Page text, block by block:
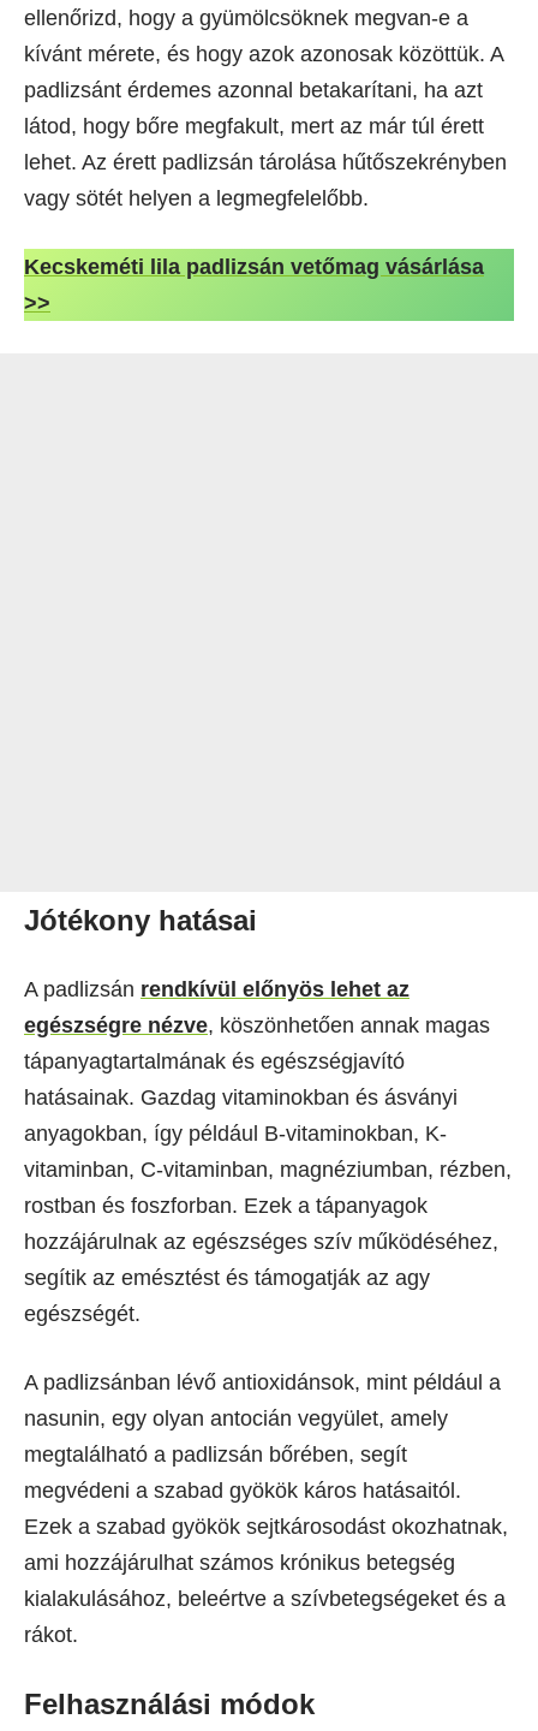
ellenőrizd, hogy a gyümölcsöknek megvan-e a
kívánt mérete, és hogy azok azonosak közöttük. A
padlizsánt érdemes azonnal betakarítani, ha azt
látod, hogy bőre megfakult, mert az már túl érett
lehet. Az érett padlizsán tárolása hűtőszekrényben
vagy sötét helyen a legmegfelelőbb.
Kecskeméti lila padlizsán vetőmag vásárlása
>>
Jótékony hatásai
A padlizsán rendkívül előnyös lehet az
egészségre nézve, köszönhetően annak magas
tápanyagtartalmának és egészségjavító
hatásainak. Gazdag vitaminokban és ásványi
anyagokban, így például B-vitaminokban, K-
vitaminban, C-vitaminban, magnéziumban, rézben,
rostban és foszforban. Ezek a tápanyagok
hozzájárulnak az egészséges szív működéséhez,
segítik az emésztést és támogatják az agy
egészségét.
A padlizsánban lévő antioxidánsok, mint például a
nasunin, egy olyan antocián vegyület, amely
megtalálható a padlizsán bőrében, segít
megvédeni a szabad gyökök káros hatásaitól.
Ezek a szabad gyökök sejtkárosodást okozhatnak,
ami hozzájárulhat számos krónikus betegség
kialakulásához, beleértve a szívbetegségeket és a
rákot.
Felhasználási módok